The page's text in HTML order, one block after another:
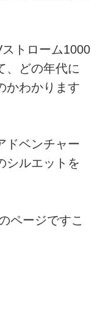
トローム1000
、どの年代に
かわかります
ドベンチャー
シルエットを
ページですこ